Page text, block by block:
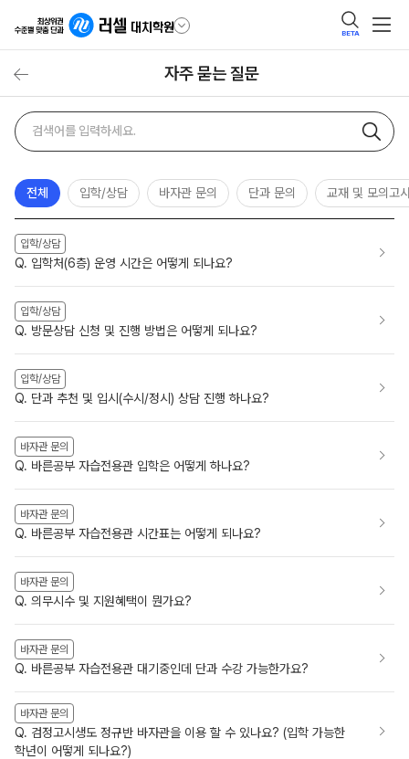
BETA
자주 묻는 질문
자주
묻는
검색
검색어
전체 입학/상담 바자관 문의 단과 문의 교재 및 모의고
입학/상담
Q. 입학처(6층) 운영 시간은 어떻게 되나요?
입학/상담
Q. 방문상담 신청 및 진행 방법은 어떻게 되나요?
입학/상담
Q. 단과 추천 및 입시(수시/정시) 상담 진행 하나요?
바자관 문의
Q. 바른공부 자습전용관 입학은 어떻게 하나요?
바자관 문의
Q. 바른공부 자습전용관 시간표는 어떻게 되나요?
바자관 문의
Q. 의무시수 및 지원혜택이 뭔가요?
바자관 문의
Q. 바른공부 자습전용관 대기중인데 단과 수강 가능한가요?
바자관 문의
Q. 검정고시생도 정규반 바자관을 이용 할 수 있나요? (입학 가능한
학년이 어떻게 되나요?)